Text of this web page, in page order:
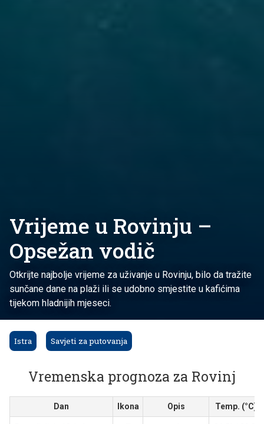
Vrijeme u Rovinju –
Opsežan vodič
Otkrijte najbolje vrijeme za uživanje u Rovinju, bilo da tražite
sunčane dane na plaži ili se udobno smjestite u kafićima
tijekom hladnijih mjeseci.
Istra Savjeti za putovanja
Vremenska prognoza za Rovinj
Dan Ikona Opis Temp. (°C)